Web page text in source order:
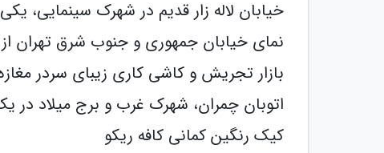
خیابان لاله زار قدیم در شهرک سینمایی،
نمای خیابان جمهوری و جنوب شرق تهران
بازار تجریش و کاشی کاری زیبای سردر
اتوبان چمران، شهرک غرب و برج میلاد در
کیک رنگین کمانی کافه ریکو